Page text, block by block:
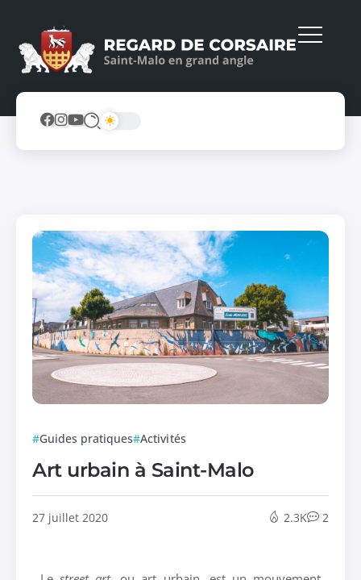
Guides pratiques Activités
Art urbain à Saint-Malo
27 juillet 2020 2.3K 2